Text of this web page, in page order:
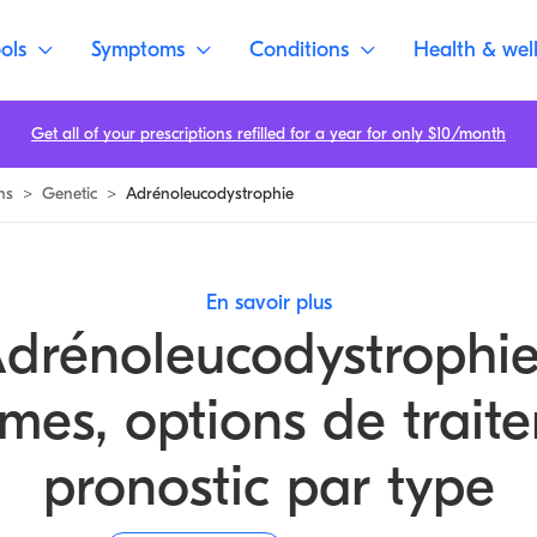
Symptoms Conditions Health &
> Genetic > Adrénoleucodystrophie
En savoir plus
options de
pronostic par type
Get all of your prescriptions refilled for a year for only $10/month